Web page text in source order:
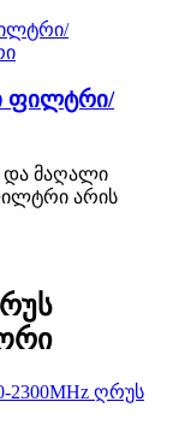
ფილტრი/
და მაღალი
არის